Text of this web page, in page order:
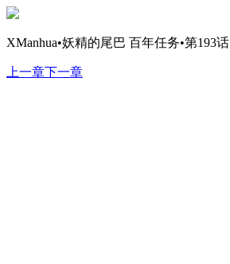
XManhua•妖精的尾巴 百年任务•第193话
上一章下一章